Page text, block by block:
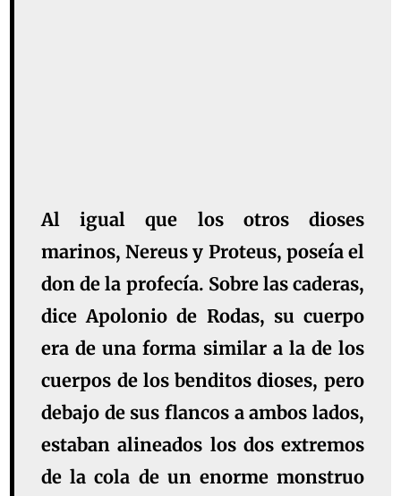
Al igual que los otros dioses
marinos, Nereus y Proteus, poseía el
don de la profecía. Sobre las caderas,
dice Apolonio de Rodas, su cuerpo
era de una forma similar a la de los
cuerpos de los benditos dioses, pero
debajo de sus flancos a ambos lados,
estaban alineados los dos extremos
de la cola de un enorme monstruo